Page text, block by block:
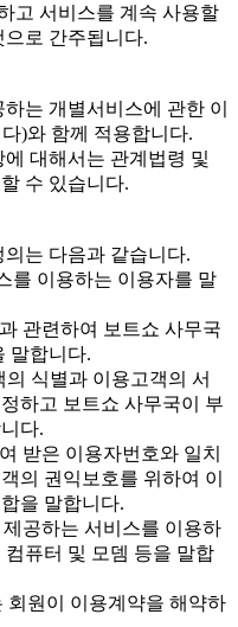
고 서비스를 계속 사용할
로 간주됩니다.
는 개별서비스에 관한 이
)와 함께 적용합니다.
대해서는 관계법령 및
수 있습니다.
는 다음과 같습니다.
를 이용하는 이용자를 말
관련하여 보트쇼 사무국
말합니다.
식별과 이용고객의 서
하고 보트쇼 사무국이 부
다.
받은 이용자번호와 일치
의 권익보호를 위하여 이
을 말합니다.
공하는 서비스를 이용하
퓨터 및 모뎀 등을 말합
회원이 이용계약을 해약하